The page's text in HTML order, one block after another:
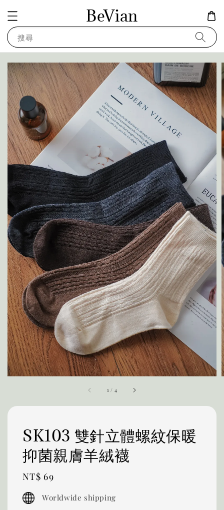
BeVian
搜尋
1 / 4
SK103 雙針立體螺紋保暖
抑菌親膚羊絨襪
Regular
price
NT$ 69
Worldwide shipping